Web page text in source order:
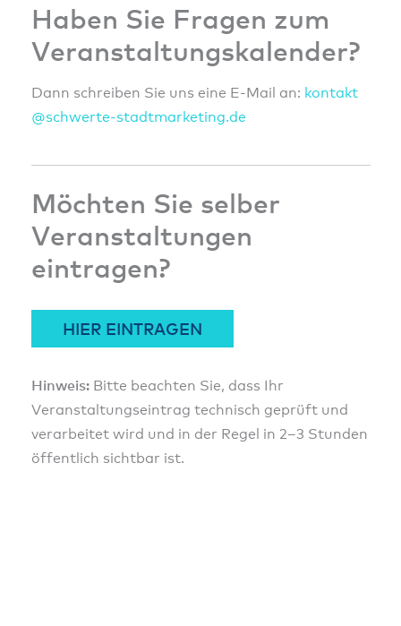
Haben Sie Fragen zum
Veranstaltungskalender?
Dann schreiben Sie uns eine E-Mail an: kontakt
@schwerte-stadtmarketing.de
Möchten Sie selber
Veranstaltungen
eintragen?
HIER EINTRAGEN
Hinweis:Bitte beachten Sie, dass Ihr
Veranstaltungseintrag technisch geprüft und
verarbeitet wird und in der Regel in 2–3 Stunden
öffentlich sichtbar ist.